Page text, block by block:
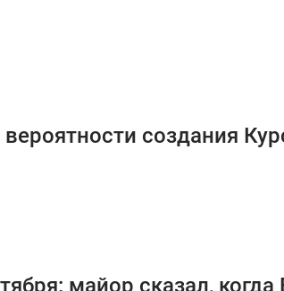
создания
майор сказал, когда